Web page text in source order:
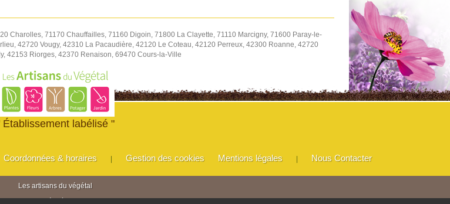
Charolles, 71170 Chauffailles, 71160 Digoin, 71800 La Clayette, 71110 Marcigny, 71600 Paray-le-
42720 Vougy, 42310 La Pacaudière, 42120 Le Coteau, 42120 Perreux, 42300 Roanne, 42720
42153 Riorges, 42370 Renaison, 69470 Cours-la-Ville
Établissement labélisé "
Coordonnées & horaires Gestion des cookies Mentions légales Nous Contacter
Les artisans du végétal